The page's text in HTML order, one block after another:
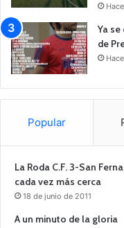
Ya
de
Popular
La Roda C.F. 3-San
cada vez más cerca
18 de junio de 2011
A un minuto de la gloria